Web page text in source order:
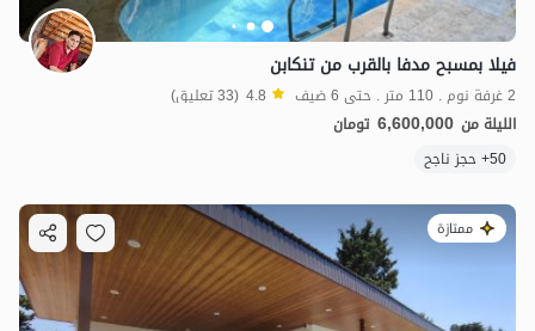
فیلا بمسبح مدفا بالقرب من تنکابن
2 غرفة نوم . 110 متر . حتى 6 ضيف 4.8 (33 تعليق)
الليلة من 6,600,000 تومان
50+ حجز ناجح
ممتازة